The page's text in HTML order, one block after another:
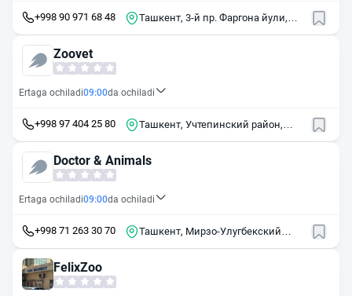
+998 90 971 68 48
Ташкент, 3-й пр. Фаргона йули,
Zoovet
Ertaga ochiladi09:00da ochiladi
+998 97 404 25 80
Ташкент, Учтепинский район,
Doctor & Animals
Ertaga ochiladi09:00da ochiladi
+998 71 263 30 70
Ташкент, Мирзо-Улугбекский
FelixZoo